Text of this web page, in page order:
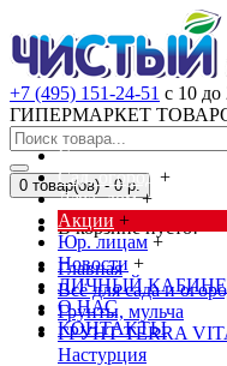
+7 (495) 151-24-51 с 10 до
ГИПЕРМАРКЕТ
Cредства от
Сад, огород +
Дача, дом +
Акции +
Юр. лицам +
Новости +
ЛИЧНЫЙ
О НАС
КОНТАКТЫ
0 товар(ов) - 0 р.
В корзине пусто!
Главная
Всё для сада и
Грунты, мульча
ГРУНТ TERRA
Настурция